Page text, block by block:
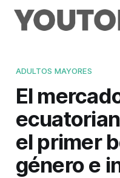
ADULTOS MAYORES
El
el primer
género e